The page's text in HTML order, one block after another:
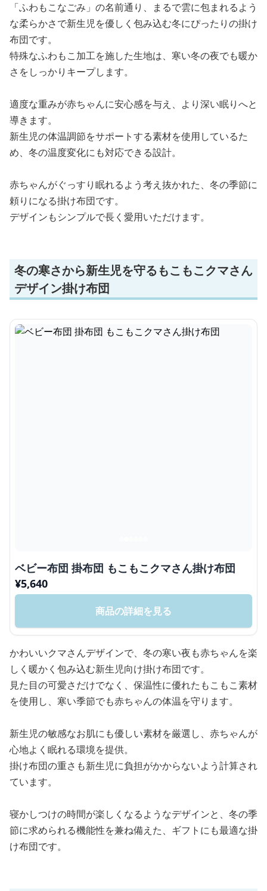
「ふわもこなごみ」の名前通り、まるで雲に包まれるよう
な柔らかさで新生児を優しく包み込む冬にぴったりの掛け
布団です。
特殊なふわもこ加工を施した生地は、寒い冬の夜でも暖か
さをしっかりキープします。
適度な重みが赤ちゃんに安心感を与え、より深い眠りへと
導きます。
新生児の体温調節をサポートする素材を使用しているた
め、冬の温度変化にも対応できる設計。
赤ちゃんがぐっすり眠れるよう考え抜かれた、冬の季節に
頼りになる掛け布団です。
デザインもシンプルで長く愛用いただけます。
冬の寒さから新生児を守るもこもこクマさん
デザイン掛け布団
ベビー布団 掛布団 もこもこクマさん掛け布団
¥5,640
商品の詳細を見る
かわいいクマさんデザインで、冬の寒い夜も赤ちゃんを楽
しく暖かく包み込む新生児向け掛け布団です。
見た目の可愛さだけでなく、保温性に優れたもこもこ素材
を使用し、寒い季節でも赤ちゃんの体温を守ります。
新生児の敏感なお肌にも優しい素材を厳選し、赤ちゃんが
心地よく眠れる環境を提供。
掛け布団の重さも新生児に負担がかからないよう計算され
ています。
寝かしつけの時間が楽しくなるようなデザインと、冬の季
節に求められる機能性を兼ね備えた、ギフトにも最適な掛
け布団です。